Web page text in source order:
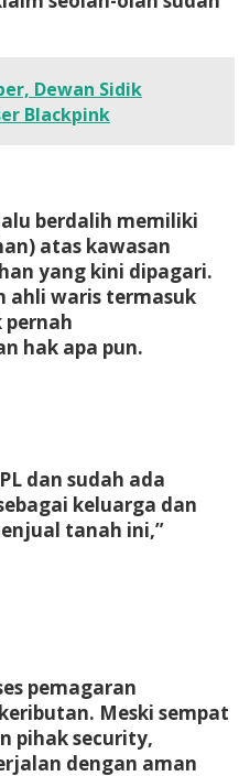
Dewan Sidik
Blackpink
berdalih memiliki
atas kawasan
yang kini dipagari.
ahli waris termasuk
hak apa pun.
dan sudah ada
keluarga dan
tanah ini,”
pemagaran
Meski sempat
pihak security,
dengan aman